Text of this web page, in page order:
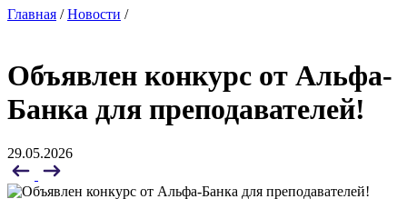
Главная /Новости /
Объявлен конкурс от Альфа-
Банка для преподавателей!
29.05.2026